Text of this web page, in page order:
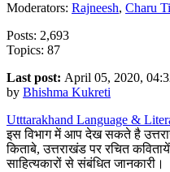
Moderators: Rajneesh, Charu
Posts: 2,693
Topics: 87
Last post: April 05, 2020,
by Bhishma Kukreti
Utttarakhand Language &
इस विभाग में आप देख सकते है
किताबे, उत्तराखंड पर रचित
साहित्यकारों से संबंधित जानकारी।